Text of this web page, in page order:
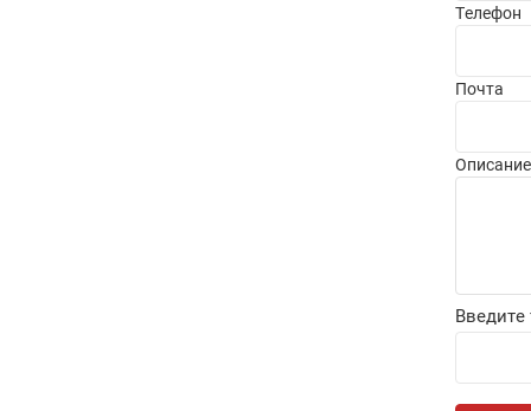
Телефон
Почта
Описание
Введите